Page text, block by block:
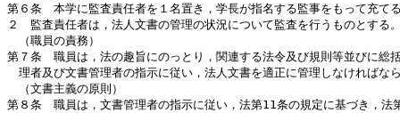
第６条　本学に監査責任者を１名置き，学長が指名する監事をもって充て
２　監査責任者は，法人文書の管理の状況について監査を行うものとする
（職員の責務）
第７条　職員は，法の趣旨にのっとり，関連する法令及び規則等並びに総
理者及び文書管理者の指示に従い，法人文書を適正に管理しなければな
（文書主義の原則）
第８条　職員は，文書管理者の指示に従い，法第11条の規定に基づき，法